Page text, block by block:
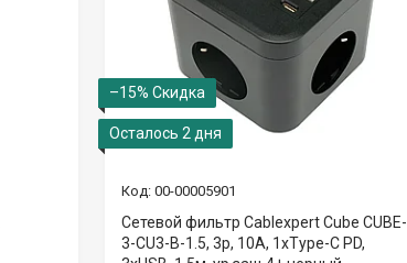
–15%
Осталось 2 дня
00-00005901
Сетевой фильтр Cablexpert Cube CUBE-
3-CU3-B-1.5, 3р, 10А, 1xType-C PD,